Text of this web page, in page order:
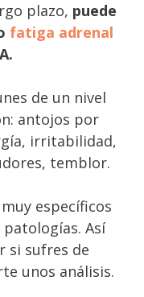
plazo, puede
fatiga adrenal
de un nivel
antojos por
irritabilidad,
temblor.
específicos
Así
si sufres de
unos análisis.